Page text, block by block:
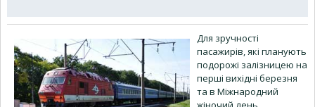
Для зручності
пасажирів, які планують
подорожі залізницею на
перші вихідні березня
та в Міжнародний